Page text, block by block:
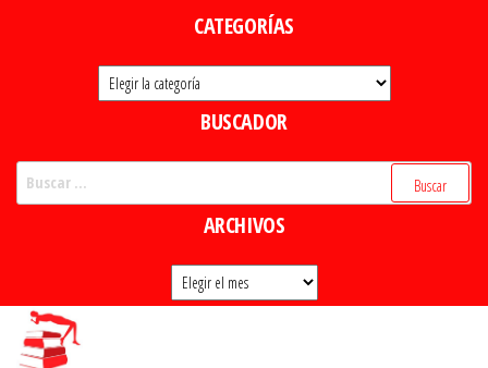
CATEGORÍAS
Categorías
BUSCADOR
ARCHIVOS
Archivos